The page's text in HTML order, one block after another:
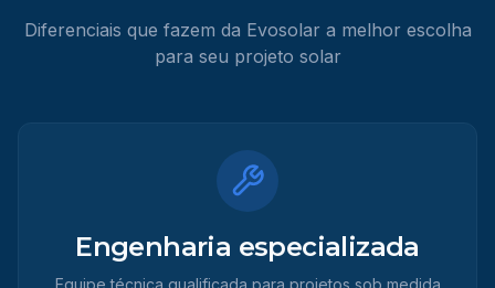
Diferenciais que fazem da Evosolar a melhor escolha
para seu projeto solar
Engenharia especializada